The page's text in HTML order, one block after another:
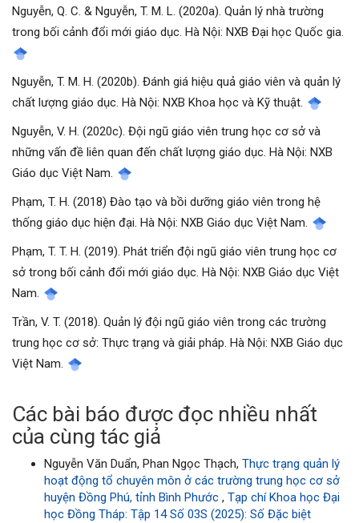
Nguyễn, Q. C. & Nguyễn, T. M. L. (2020a). Quản lý nhà trường
trong bối cảnh đổi mới giáo dục. Hà Nội: NXB Đại học Quốc gia.
Nguyễn, T. M. H. (2020b). Đánh giá hiệu quả giáo viên và quản lý
chất lượng giáo dục. Hà Nội: NXB Khoa học và Kỹ thuật.
Nguyễn, V. H. (2020c). Đội ngũ giáo viên trung học cơ sở và
những vấn đề liên quan đến chất lượng giáo dục. Hà Nội: NXB
Giáo dục Việt Nam.
Phạm, T. H. (2018) Đào tạo và bồi dưỡng giáo viên trong hệ
thống giáo dục hiện đại. Hà Nội: NXB Giáo dục Việt Nam.
Phạm, T. T. H. (2019). Phát triển đội ngũ giáo viên trung học cơ
sở trong bối cảnh đổi mới giáo dục. Hà Nội: NXB Giáo dục Việt
Nam.
Trần, V. T. (2018). Quản lý đội ngũ giáo viên trong các trường
trung học cơ sở: Thực trạng và giải pháp. Hà Nội: NXB Giáo dục
Việt Nam.
Các bài báo được đọc nhiều nhất
của cùng tác giả
Nguyễn Văn Duẩn, Phan Ngọc Thạch, Thực trạng quản lý
hoạt động tổ chuyên môn ở các trường trung học cơ sở
huyện Đồng Phú, tỉnh Bình Phước , Tạp chí Khoa học Đại
học Đồng Tháp: Tập 14 Số 03S (2025): Số Đặc biệt